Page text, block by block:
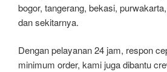
bogor, tangerang, bekasi,
dan sekitarnya.
Dengan pelayanan 24 jam, respon
minimum order, kami juga dibantu